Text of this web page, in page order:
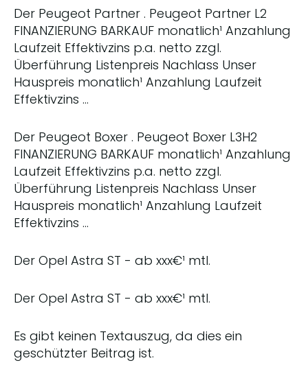
Der Peugeot Partner . Peugeot Partner L2
FINANZIERUNG BARKAUF monatlich¹ Anzahlung
Laufzeit Effektivzins p.a. netto zzgl.
Überführung Listenpreis Nachlass Unser
Hauspreis monatlich¹ Anzahlung Laufzeit
Effektivzins …
Der Peugeot Boxer . Peugeot Boxer L3H2
FINANZIERUNG BARKAUF monatlich¹ Anzahlung
Laufzeit Effektivzins p.a. netto zzgl.
Überführung Listenpreis Nachlass Unser
Hauspreis monatlich¹ Anzahlung Laufzeit
Effektivzins …
Der Opel Astra ST - ab xxx€¹ mtl.
Der Opel Astra ST - ab xxx€¹ mtl.
Es gibt keinen Textauszug, da dies ein
geschützter Beitrag ist.